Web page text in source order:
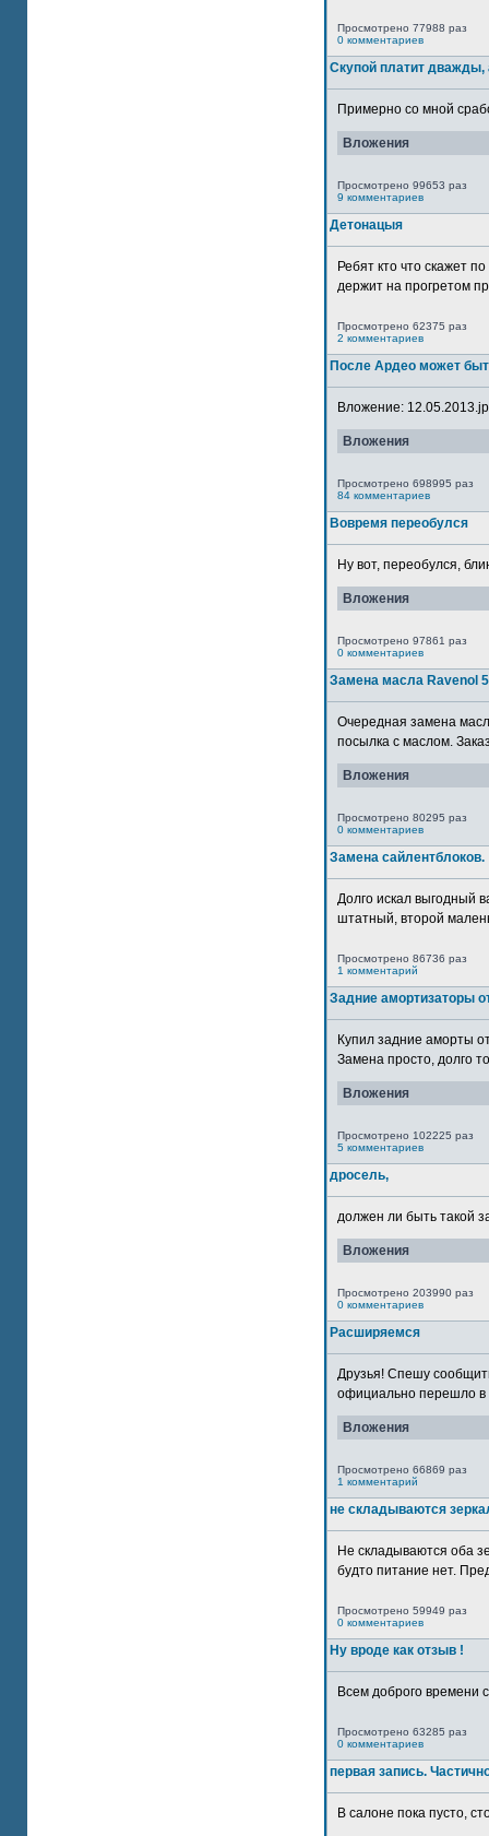
Просмотрено 77988 раз
0 комментариев
Скупой платит
Примерно со мной
Вложения
Просмотрено 99653 раз
9 комментариев
Детонацыя
Ребят кто что скажет
держит на прогретом
Просмотрено 62375 раз
2 комментариев
После Ардео может
Вложение:
Вложения
Просмотрено 698995 раз
84 комментариев
Вовремя переобулся
Ну вот, переобулся,
Вложения
Просмотрено 97861 раз
0 комментариев
Замена масла Ravenol
Очередная замена
посылка с маслом.
Вложения
Просмотрено 80295 раз
0 комментариев
Замена сайлентблоков.
Долго искал выгодный
штатный, второй
Просмотрено 86736 раз
1 комментарий
Задние амортизаторы
Купил задние аморты
Замена просто, долго
Вложения
Просмотрено 102225 раз
5 комментариев
дросель,
должен ли быть такой
Вложения
Просмотрено 203990 раз
0 комментариев
Расширяемся
Друзья! Спешу
официально перешло в
Вложения
Просмотрено 66869 раз
1 комментарий
не складываются
Не складываются оба
будто питание нет.
Просмотрено 59949 раз
0 комментариев
Ну вроде как отзыв !
Всем доброго времени
Просмотрено 63285 раз
0 комментариев
первая запись.
В салоне пока пусто,